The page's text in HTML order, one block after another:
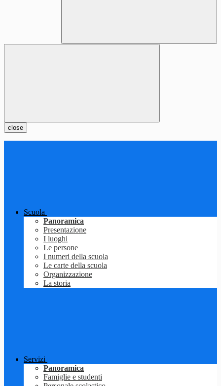
close
Scuola
Panoramica
Presentazione
I luoghi
Le persone
I numeri della scuola
Le carte della scuola
Organizzazione
La storia
Servizi
Panoramica
Famiglie e studenti